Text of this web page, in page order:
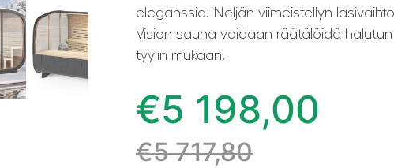
eleganssia. Neljän viimeistellyn
Vision-sauna voidaan räätälöidä
tyylin mukaan.
€5 198,00
€5 717,80